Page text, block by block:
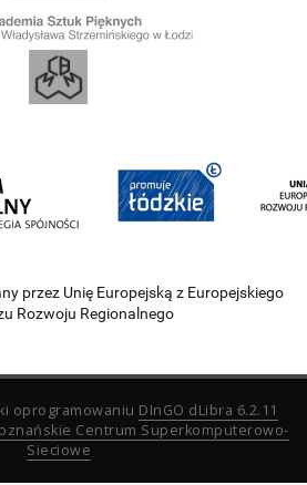
przez Unię Europejską z Europejskiego
Rozwoju Regionalnego
oprogramowaniu DInGO dLibra 6.2.11
Centrum Superkomputerowo-
Sieciowe